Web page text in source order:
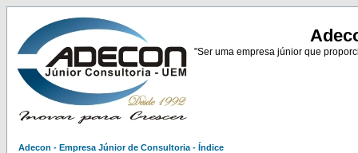
"Ser uma empresa júnior que
Adecon - Empresa Júnior de Consultoria - Índice